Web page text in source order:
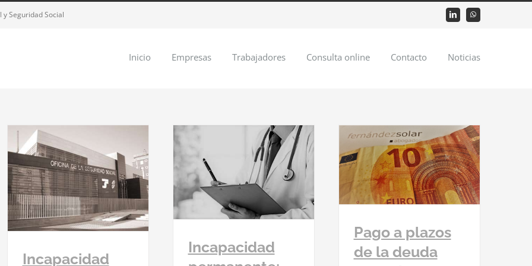
Seguridad Social LinkedInWhatsApp
Inicio Empresas Trabajadores Consulta online Contacto Noticias
Incapacidad
Incapacidad permanente:
qué hacer y qué no hacer.
Seguridad social
Incapacidad
Pago a plazos de la deuda
por cobros indebidos de
prestaciones.
Laboral individuales Seguridad
social
Pago a plazos
de la deuda